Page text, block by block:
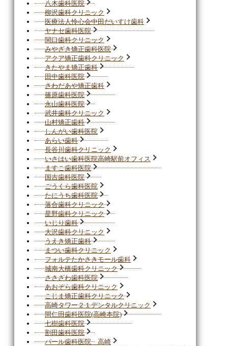
八木歯科医院
柳沢歯科クリニック
医療法人怜心会中田だいすけ歯科
ヤナセ歯科医院
関口歯科クリニック
みやざき矯正歯科医院
アクア矯正歯科クリニック
きたやま矯正歯科
田中歯科医院
さわだあや矯正歯科
篠原歯科医院
永山歯科医院
武井歯科クリニック
山村矯正歯科
しんがい歯科医院
あらい歯科
長谷川歯科クリニック
いさはい歯科医院高崎駅前オフィス
ますこ歯科医院
国吉歯科医院
ごうくら歯科医院
たにうち歯科医院
落合歯科クリニック
星野歯科クリニック
いじり歯科
大沢歯科クリニック
うえき矯正歯科
まつい歯科クリニック
フォルテたかさきモール歯科
城南大橋歯科クリニック
ささざわ歯科医院
あおぞら歯科クリニック
こじま矯正歯科クリニック
高崎タワー２１デンタルクリニック
間仁田歯科医院(高崎本院)
七樹歯科医院
割田歯科医院
パール歯科医院 高崎